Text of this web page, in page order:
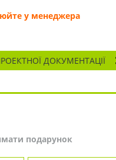
у менеджера
ДОКУМЕНТАЦІЇ
подарунок